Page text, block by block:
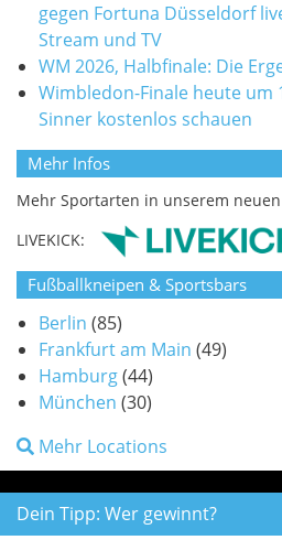
gegen Fortuna Düsseldorf
Stream und TV
WM 2026, Halbfinale: Die
Wimbledon-Finale heute um
Sinner kostenlos schauen
Mehr Infos
Mehr Sportarten in unserem
LIVEKICK:
Fußballkneipen & Sportsbars
Berlin (85)
Frankfurt am Main (49)
Hamburg(44)
München (30)
Mehr Locations
Dein Tipp: Wer gewinnt?